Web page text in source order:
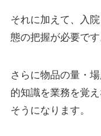
それに加えて、入
態の把握が必要です
さらに物品の量・
的知識を業務を覚
そうになります。